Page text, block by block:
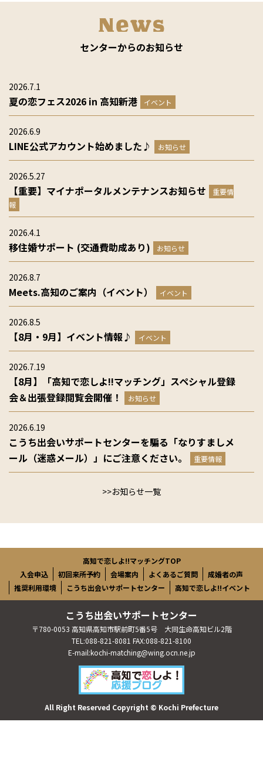
センターからのお知らせ
2026.7.1
夏の恋フェス2026 in 高知新港 イベント
2026.6.9
LINE公式アカウント始めました♪ お知らせ
2026.5.27
【重要】マイナポータルメンテナンスお知らせ
重要情
報
2026.4.1
移住婚サポート (交通費助成あり) お知らせ
2026.8.7
Meets.高知のご案内（イベント） イベント
2026.8.5
【8月・9月】イベント情報♪ イベント
2026.7.19
【8月】「高知で恋しよ!!マッチング」スペシャル登録
会＆出張登録閲覧会開催！
お知らせ
2026.6.19
こうち出会いサポートセンターを騙る「なりすましメ
ール（迷惑メール）」にご注意ください。
重要情報
>>お知らせ一覧
高知で恋しよ!!マッチングTOP
入会申込
初回来所予約 会場案内 よくあるご質問
成婚者の声
推奨利用環境
こうち出会いサポートセンター 高知で恋しよ!!イベント
こうち出会いサポートセンター
〒780-0053 高知県高知市駅前町5番5号 大同生命高知ビル2階
TEL:088-821-8081 FAX:088-821-8100
E-mail:kochi-matching@wing.ocn.ne.jp
All Right Reserved Copyright © Kochi Prefecture